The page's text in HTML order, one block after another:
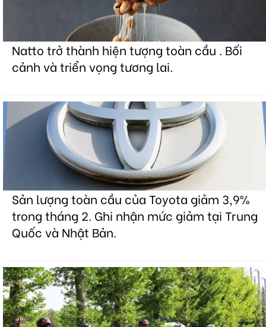
Natto trở thành hiện tượng toàn cầu . Bối
cảnh và triển vọng tương lai.
Sản lượng toàn cầu của Toyota giảm 3,9%
trong tháng 2. Ghi nhận mức giảm tại Trung
Quốc và Nhật Bản.